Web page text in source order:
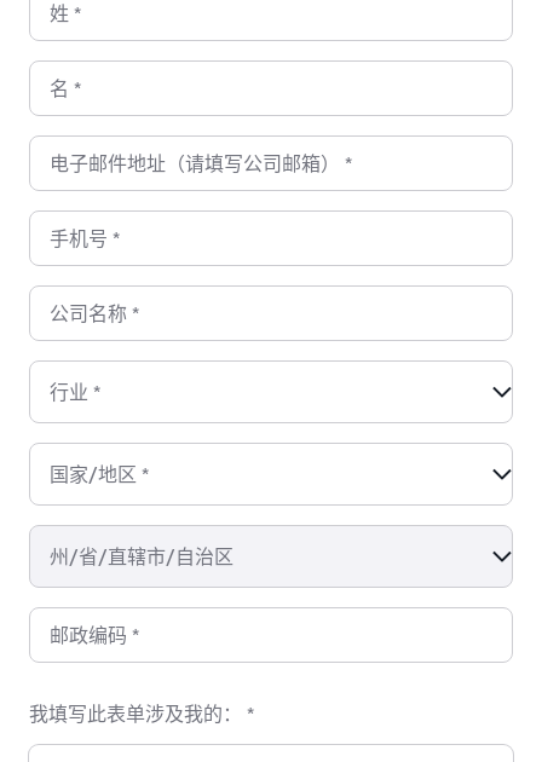
姓 *
名 *
电子邮件地址（请填写公司邮箱） *
手机号 *
公司名称 *
行业 *
国家/地区 *
州/省/直辖市/自治区
邮政编码 *
我填写此表单涉及我的： *